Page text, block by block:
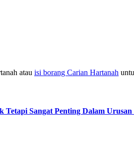
atau isi borang Carian Hartanah
Tetapi Sangat Penting Dalam